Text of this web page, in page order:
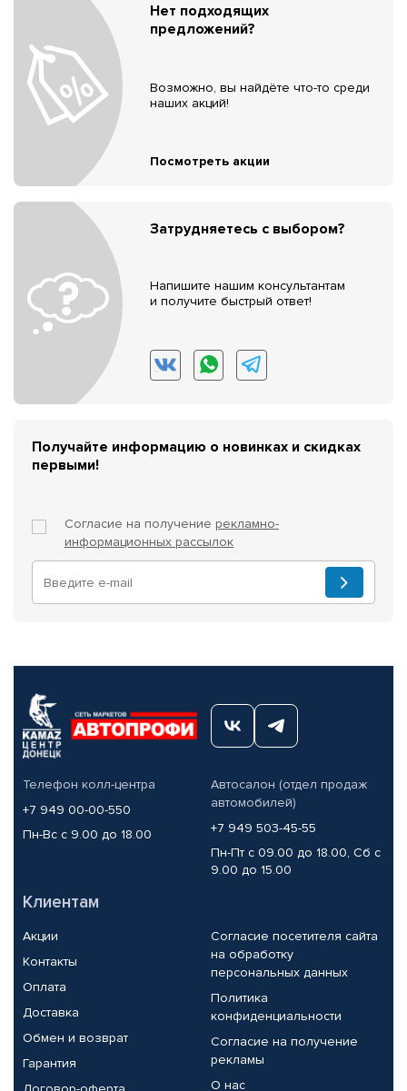
Нет подходящих
предложений?
Возможно, вы найдёте что-то среди
наших акций!
Посмотреть акции
Затрудняетесь с выбором?
Напишите нашим консультантам
и получите быстрый ответ!
Получайте информацию о новинках и скидках
первыми!
Согласие на получение рекламно-
информационных рассылок
Телефон колл-центра
+7 949 00-00-550
Пн-Вс с 9.00 до 18.00
Автосалон (отдел продаж
автомобилей)
+7 949 503-45-55
Пн-Пт с 09.00 до 18.00, Сб с
9.00 до 15.00
Клиентам
Акции
Контакты
Оплата
Доставка
Обмен и возврат
Гарантия
Согласие посетителя сайта
на обработку
персональных данных
Политика
конфиденциальности
Согласие на получение
рекламы
О нас